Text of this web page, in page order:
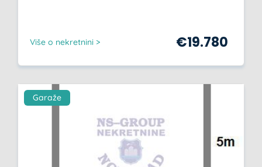
Više o nekretnini > €19.780
Garaže